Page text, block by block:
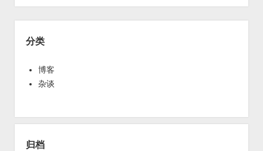
V
在
分类
博客
杂谈
归档